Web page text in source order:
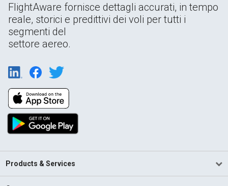
FlightAware fornisce dettagli accurati, in tempo
reale, storici e predittivi dei voli per tutti i
segmenti del
settore aereo.
Products & Services